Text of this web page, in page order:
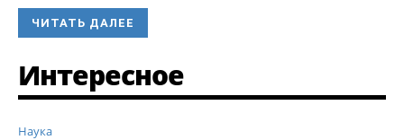
ЧИТАТЬ ДАЛЕЕ
Интересное
Наука